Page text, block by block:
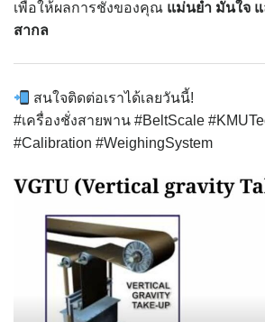
เพื่อให้ผลการชั่งของคุณ แม่นยำ มั่นใจ
สากล
สนใจติดต่อเราได้เลยวันนี้!
#เครื่องชั่งสายพาน #BeltScale
#Calibration #WeighingSystem